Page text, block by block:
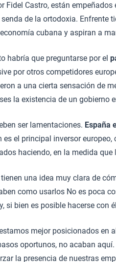
Fidel Castro, están
de la ortodoxia. Enfrente
cubana y aspiran a
habría que preguntarse por el
por otros competidores
a una cierta sensación de
la existencia de un gobierno
ser lamentaciones. España
es el principal inversor
haciendo, en la medida
tienen una idea muy clara de
como usarlos No es poca
si bien es posible hacerse con
mejor posicionados en
oportunos, no acaban
la presencia de nuestras